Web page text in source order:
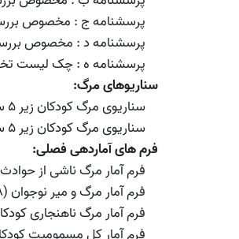
پرسشنامه ج : مخصوص بررسی
پرسشنامه د : مخصوص بررسی
پرسشنامه ه : چک لیست تخصصی
سناریوهای مرگ:
سناریوی مرگ کودکان زیر ۵ سال ناشی از حوادث ترافیکی
سناریوی مرگ کودکان زیر ۵ سال ناشی از حوادث غیر ترافیکی
فرم های آماردهی فصلی:
فرم آمار مرگ ناشی از حوادث زیر
فرم آمار مرگ و میر نوجوان (18-5 سال)
فرم آمار مرگ ناهنجاری کودکان (59-1
فرم آمار کل مسمومیت کودکان